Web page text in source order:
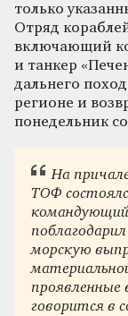
только
Отряд
включающий
и танкер
дальнего
регионе и
понедельник
На
ТОФ
морскую
проявленные
говорится в